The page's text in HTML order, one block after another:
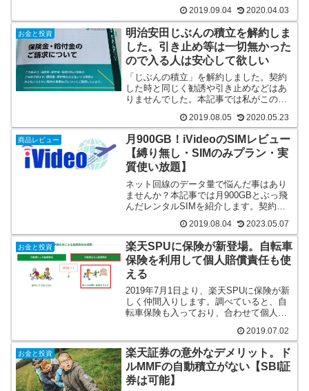
難しいので、現在の会社の保険を任意継
続しましょう。理由等を知りたい方はぜ
ひ記事をお読みください。
2019.09.04 2020.04.03
お金と投資
明治安田じぶんの積立を解約しま
した。引き止め等は一切無かった
ので入る人は安心して欲しい
「じぶんの積立」を解約しました。契約
した時と同じく勧誘や引き止めなどはあ
りませんでした。本記事では私がこの保
かな？と思う方の参考になるかも知れま
せん。ちなみに解約は電話一本で出来ま
した。
2019.08.05 2020.05.23
商品レビュー
月900GB！iVideoのSIMレビュー
【縛り無し・SIMのみプラン・実
質使い放題】
ネット回線のデータ量で悩んだ事はあり
ませんか？本記事では月900GBとぶっ飛
んだレンタルSIMを紹介します。契約方
しています。月末にデータ量の心配をし
ている方は必見です。
2019.08.04 2023.05.07
お金と投資
楽天SPUに保険が新登場。自転車
保険を利用して個人賠償責任も使
える
2019年7月1日より、楽天SPUに保険が新
しく仲間入りします。調べていると、自
転車保険も入っており、合わせて個人賠
したので記事にして紹介します。2019.07.02
お金と投資
楽天証券の意外なデメリット。ド
ルMMFの自動積立がない【SBI証
券は可能】